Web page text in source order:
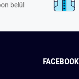
belül
FACEBOOK